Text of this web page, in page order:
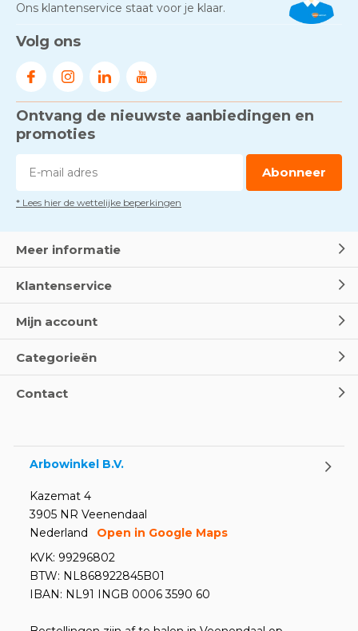
Ons klantenservice staat voor je klaar.
Volg ons
Ontvang de nieuwste aanbiedingen en
promoties
Abonneer
* Lees hier de wettelijke beperkingen
Meer informatie
Klantenservice
Mijn account
Categorieën
Contact
Arbowinkel B.V.
Kazemat 4
3905 NR Veenendaal
Nederland
Open in Google Maps
KVK: 99296802
BTW: NL868922845B01
IBAN: NL91 INGB 0006 3590 60